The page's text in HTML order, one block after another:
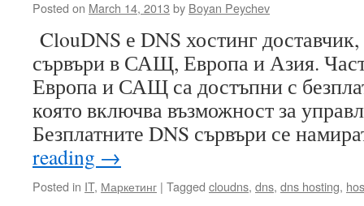
Posted on March 14, 2013 by Boyan Peychev
ClouDNS е DNS хостинг
сървъри в САЩ, Европа и Азия.
Европа и САЩ са достъпни с
която включва възможност за
Безплатните DNS сървъри се
reading →
Posted in IT, Маркетинг | Tagged cloudns, dns, dns hosting,